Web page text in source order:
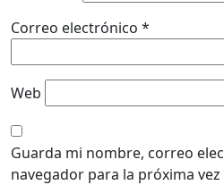
Correo electrónico *
Web
Guarda mi nombre, correo
navegador para la próxima